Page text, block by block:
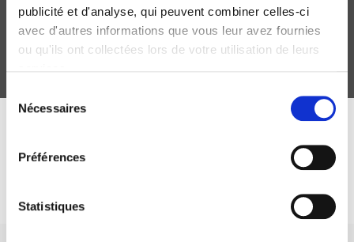
publicité et d'analyse, qui peuvent combiner celles-ci
avec d'autres informations que vous leur avez fournies
ou qu'ils ont collectées lors de votre utilisation de leurs
Nécessaires
Préférences
Statistiques